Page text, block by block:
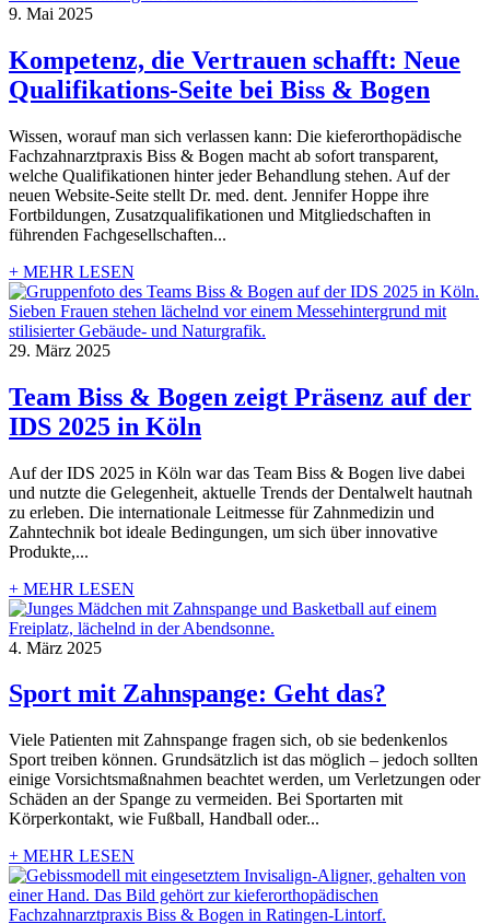
9. Mai 2025
Kompetenz, die Vertrauen schafft: Neue
Qualifikations-Seite bei Biss & Bogen
Wissen, worauf man sich verlassen kann: Die kieferorthopädische
Fachzahnarztpraxis Biss & Bogen macht ab sofort transparent,
welche Qualifikationen hinter jeder Behandlung stehen. Auf der
neuen Website-Seite stellt Dr. med. dent. Jennifer Hoppe ihre
Fortbildungen, Zusatzqualifikationen und Mitgliedschaften in
führenden Fachgesellschaften...
+ MEHR LESEN
29. März 2025
Team Biss & Bogen zeigt Präsenz auf der
IDS 2025 in Köln
Auf der IDS 2025 in Köln war das Team Biss & Bogen live dabei
und nutzte die Gelegenheit, aktuelle Trends der Dentalwelt hautnah
zu erleben. Die internationale Leitmesse für Zahnmedizin und
Zahntechnik bot ideale Bedingungen, um sich über innovative
Produkte,...
+ MEHR LESEN
4. März 2025
Sport mit Zahnspange: Geht das?
Viele Patienten mit Zahnspange fragen sich, ob sie bedenkenlos
Sport treiben können. Grundsätzlich ist das möglich – jedoch sollten
einige Vorsichtsmaßnahmen beachtet werden, um Verletzungen oder
Schäden an der Spange zu vermeiden. Bei Sportarten mit
Körperkontakt, wie Fußball, Handball oder...
+ MEHR LESEN